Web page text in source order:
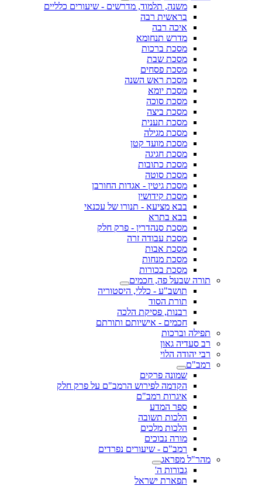
משנה, תלמוד, מדרשים - שיעורים כלליים
בראשית רבה
איכה רבה
מדרש תנחומא
מסכת ברכות
מסכת שבת
מסכת פסחים
מסכת ראש השנה
מסכת יומא
מסכת סוכה
מסכת ביצה
מסכת תענית
מסכת מגילה
מסכת מועד קטן
מסכת חגיגה
מסכת כתובות
מסכת סוטה
מסכת גיטין - אגדות החורבן
מסכת קידושין
בבא מציעא - תנורו של עכנאי
בבא בתרא
מסכת סנהדרין - פרק חלק
מסכת עבודה זרה
מסכת אבות
מסכת מנחות
מסכת בכורות
תורה שבעל פה, חכמים
תושב"ע - כללי, היסטוריה
תורת הסוד
רבנות, פסיקת הלכה
חכמים - אישיותם ותורתם
תפילה וברכות
רב סעדיה גאון
רבי יהודה הלוי
רמב"ם
שמונה פרקים
הקדמה לפירוש הרמב"ם על פרק חלק
איגרות רמב"ם
ספר המדע
הלכות תשובה
הלכות מלכים
מורה נבוכים
רמב"ם - שיעורים נפרדים
מהר"ל מפראג
גבורות ה'
תפארת ישראל